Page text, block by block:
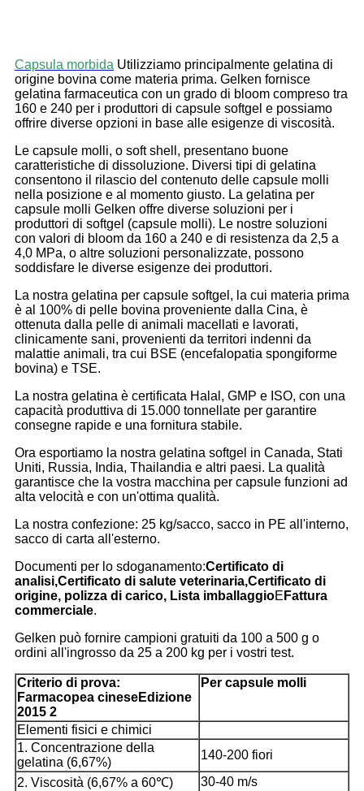
Capsula morbida Utilizziamo principalmente gelatina di
origine bovina come materia prima. Gelken fornisce
gelatina farmaceutica con un grado di bloom compreso tra
160 e 240 per i produttori di capsule softgel e possiamo
offrire diverse opzioni in base alle esigenze di viscosità.
Le capsule molli, o soft shell, presentano buone
caratteristiche di dissoluzione. Diversi tipi di gelatina
consentono il rilascio del contenuto delle capsule molli
nella posizione e al momento giusto. La gelatina per
capsule molli Gelken offre diverse soluzioni per i
produttori di softgel (capsule molli). Le nostre soluzioni
con valori di bloom da 160 a 240 e di resistenza da 2,5 a
4,0 MPa, o altre soluzioni personalizzate, possono
soddisfare le diverse esigenze dei produttori.
La nostra gelatina per capsule softgel, la cui materia prima
è al 100% di pelle bovina proveniente dalla Cina, è
ottenuta dalla pelle di animali macellati e lavorati,
clinicamente sani, provenienti da territori indenni da
malattie animali, tra cui BSE (encefalopatia spongiforme
bovina) e TSE.
La nostra gelatina è certificata Halal, GMP e ISO, con una
capacità produttiva di 15.000 tonnellate per garantire
consegne rapide e una fornitura stabile.
Ora esportiamo la nostra gelatina softgel in Canada, Stati
Uniti, Russia, India, Thailandia e altri paesi. La qualità
garantisce che la vostra macchina per capsule funzioni ad
alta velocità e con un'ottima qualità.
La nostra confezione: 25 kg/sacco, sacco in PE all'interno,
sacco di carta all'esterno.
Documenti per lo sdoganamento:Certificato di
analisi,Certificato di salute veterinaria,Certificato di
origine, polizza di carico, Lista imballaggioE Fattura
commerciale.
Gelken può fornire campioni gratuiti da 100 a 500 g o
ordini all'ingrosso da 25 a 200 kg per i vostri test.
Criterio di prova:
Farmacopea cineseEdizione
2015 2
Per capsule molli
Elementi fisici e chimici
1. Concentrazione della
gelatina (6,67%)
140-200 fiori
2. Viscosità (6,67% a 60℃)
30-40 m/s